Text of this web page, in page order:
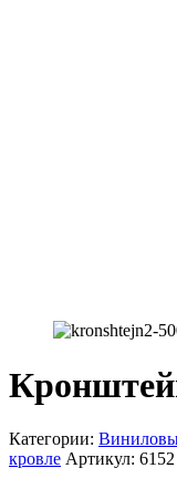
Категории:
кровле Артикул: 6152